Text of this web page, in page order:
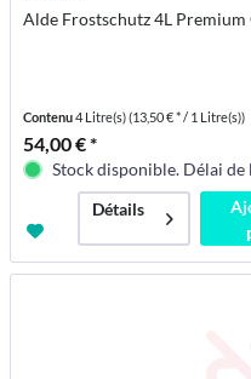
Alde Frostschutz 4L Premium
Contenu4 Litre(s)(13,50 € * / 1 Litre(s))
54,00 € *
Stock disponible. Délai
Détails